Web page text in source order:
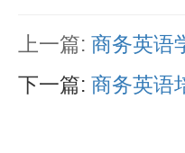
上一篇: 商务英语
下一篇: 商务英语